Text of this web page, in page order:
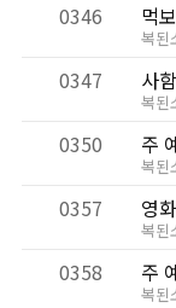
0346 먹
복된
0347 사
복된
0350 주
복된
0357 영
복된
0358 주
복된